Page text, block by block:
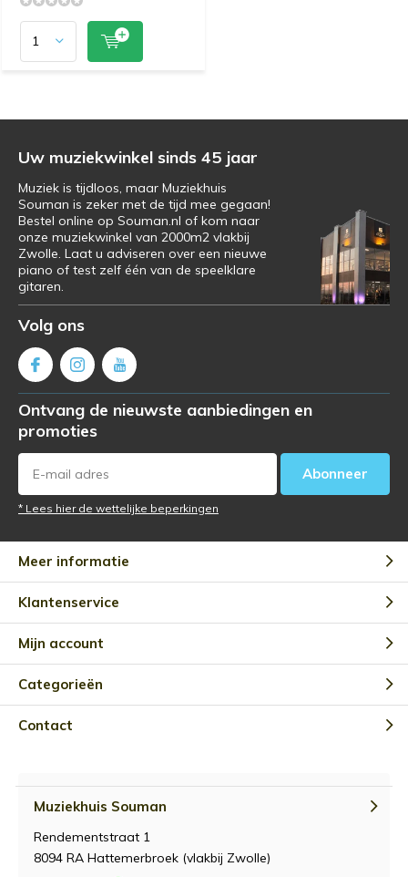
Uw muziekwinkel sinds 45 jaar
Muziek is tijdloos, maar Muziekhuis
Souman is zeker met de tijd mee gegaan!
Bestel online op Souman.nl of kom naar
onze muziekwinkel van 2000m2 vlakbij
Zwolle. Laat u adviseren over een nieuwe
piano of test zelf één van de speelklare
gitaren.
Volg ons
Ontvang de nieuwste aanbiedingen en
promoties
Abonneer
* Lees hier de wettelijke beperkingen
Meer informatie
Klantenservice
Mijn account
Categorieën
Contact
Muziekhuis Souman
Rendementstraat 1
8094 RA Hattemerbroek (vlakbij Zwolle)